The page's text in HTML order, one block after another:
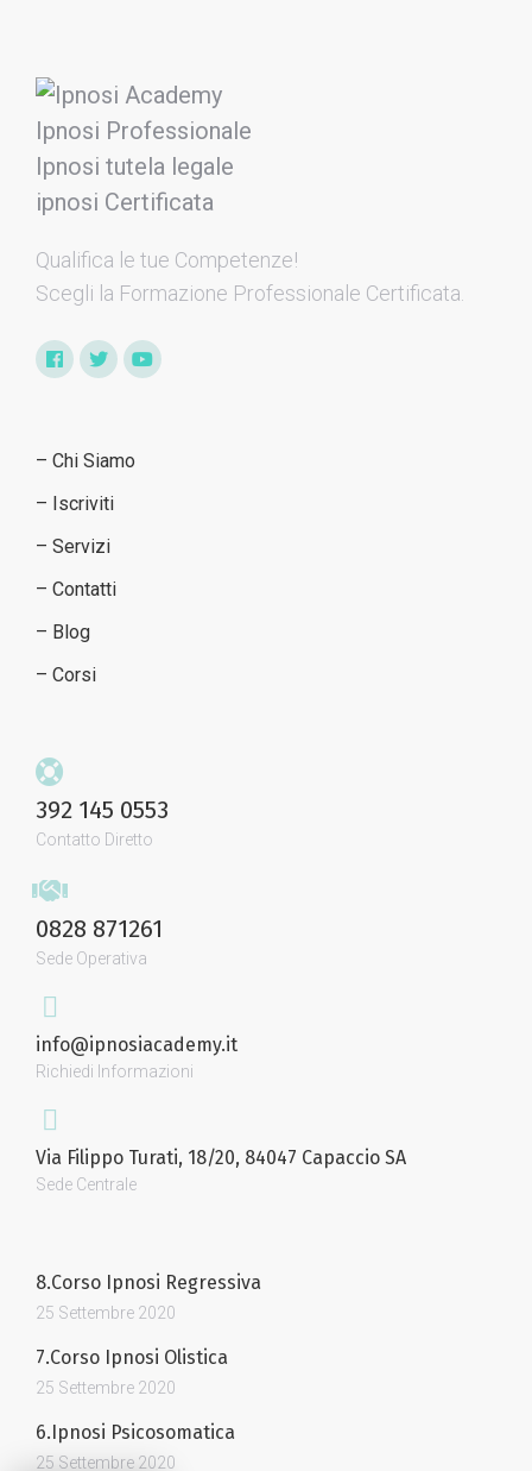
Qualifica le tue Competenze​!
Scegli la Formazione Professionale Certificata.
– Chi Siamo
– Iscriviti
– Servizi
– Contatti
– Blog
– Corsi
392 145 0553
Contatto Diretto
0828 871261
Sede Operativa
info@ipnosiacademy.it
Richiedi Informazioni
Via Filippo Turati, 18/20, 84047 Capaccio SA
Sede Centrale
8.Corso Ipnosi Regressiva
25 Settembre 2020
7.Corso Ipnosi Olistica
25 Settembre 2020
6.Ipnosi Psicosomatica
25 Settembre 2020